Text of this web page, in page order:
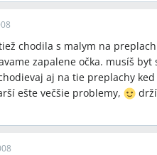
chodila s malym na
zapalene očka. musíš
aj na tie preplachy
ešte večšie problemy,